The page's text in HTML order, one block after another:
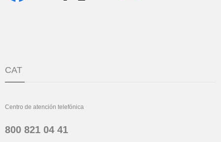
CAT
Centro de atención telefónica
800 821 04 41